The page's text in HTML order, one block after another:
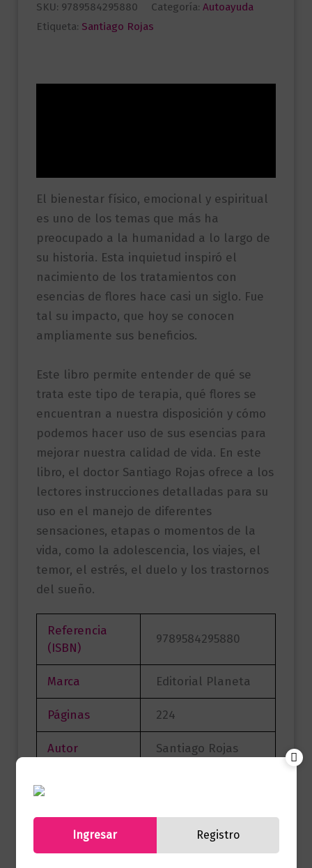
SKU: 9789584295880 Categoría: Autoayuda
Etiqueta: Santiago Rojas
El bienestar físico, emocional y espiritual
es uno de los temas que más ha
preocupado a la humanidad a lo largo de
su historia. Esta inquietud inspiró el
nacimiento de los tratamientos con
esencias de flores hace casi un siglo. Fue
tal su impacto, que hoy se conocen
ampliamente sus beneficios.
Este libro permite entender de qué se
trata este tipo de terapia, qué flores se
encuentran a nuestra disposición y cómo
podemos hacer uso de sus esencias para
mejorar nuestra calidad de vida. En este
libro, el doctor Santiago Rojas ofrece a los
lectores instrucciones detalladas para su
uso en el manejo de diferentes
sensaciones, etapas o momentos de la
vida, como la adolescencia, los viajes, el
temor, el estrés, el duelo y los trastornos
del sueño.
Referencia
(ISBN)
9789584295880
Marca Editorial Planeta
Páginas 224
Autor Santiago Rojas
Formato 12, 5 x 19
Ingresar Registro